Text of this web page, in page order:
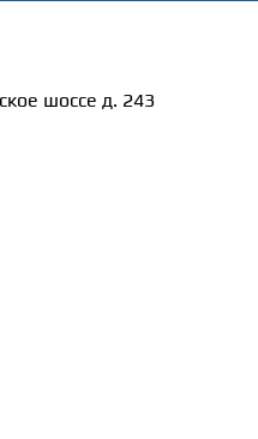
шоссе д. 243